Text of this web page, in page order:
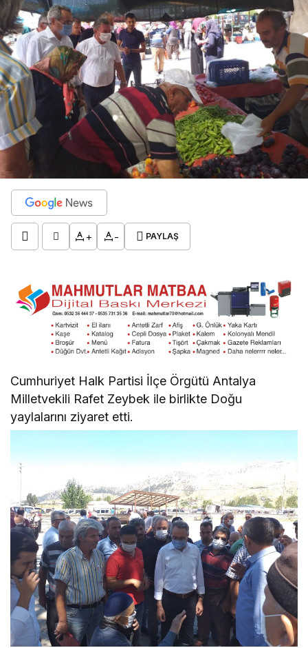
+ - PAYLAŞ
Cumhuriyet Halk Partisi İlçe Örgütü Antalya
Milletvekili Rafet Zeybek ile birlikte Doğu
yaylalarını ziyaret etti.